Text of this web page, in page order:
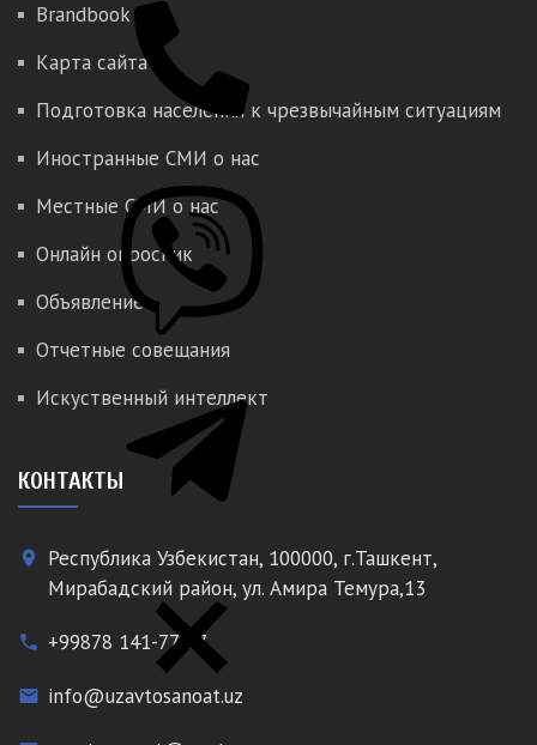
Brandbook
Карта сайта
Подготовка населения к чрезвычайным ситуациям
Иностранные СМИ о нас
Местные СМИ о нас
Онлайн опросник
Объявление
Отчетные совещания
Искуственный интеллект
КОНТАКТЫ
place
Республика Узбекистан, 100000, г.Ташкент,
Мирабадский район, ул. Амира Темура,13
phone +99878 141-77-77
email info@uzavtosanoat.uz